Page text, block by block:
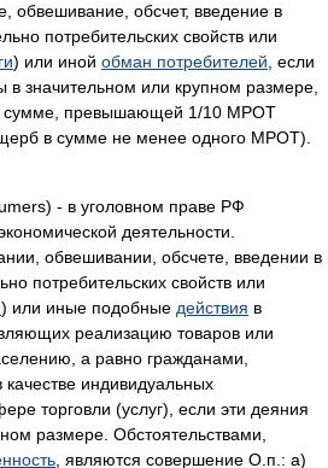
обвешивание, обсчет, введение в
потребительских свойств или
) или иной обман потребителей , если
в значительном или крупном размере,
сумме, превышающей 1/10 МРОТ
в сумме не менее одного МРОТ).
- в уголовном праве РФ
деятельности.
обвешивании, обсчете, введении в
потребительских свойств или
) или иные подобные действия в
реализацию товаров или
а равно гражданами,
индивидуальных
торговли (услуг), если эти деяния
размере. Обстоятельствами,
, являются совершение О.п.: а)